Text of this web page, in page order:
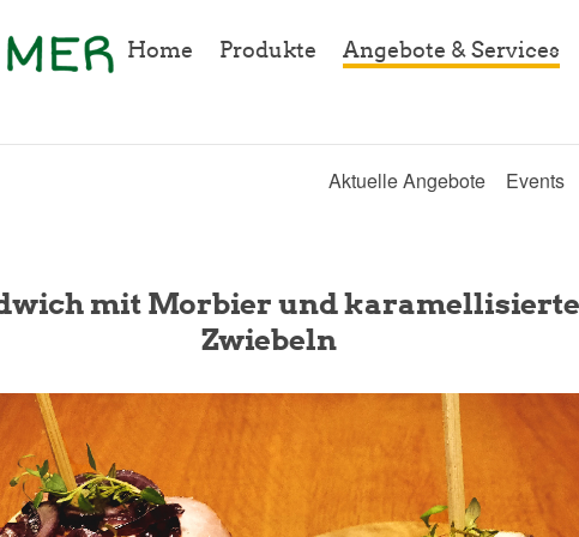
Home Produkte Angebote & Services
Aktuelle Angebote Events
mit Morbier und
Zwiebeln